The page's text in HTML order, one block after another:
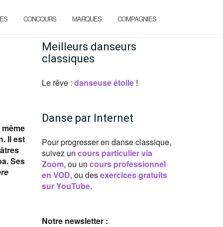
CONCOURS MARQUES COMPAGNIES
Il est
Ses
Meilleurs danseurs
classiques
Le rêve : danseuse étoile!
Danse par Internet
Pour progresser en danse classique,
suivez un cours particulier via
Zoom, ou un cours professionnel
en VOD, ou desexercices gratuits
sur YouTube.
Notre newsletter :